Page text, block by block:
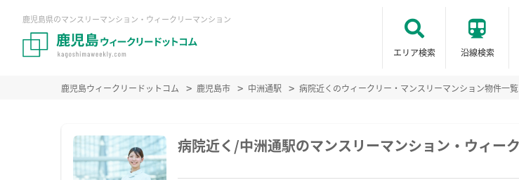
鹿児島県のマンスリーマンション・ウィークリーマンション
エリア検索 沿線検索
鹿児島ウィークリードットコム 鹿児島市 中洲通駅 病院近くのウィークリー・マンスリーマンション物件一覧
病院近く/中洲通駅のマンスリーマンション・ウィー